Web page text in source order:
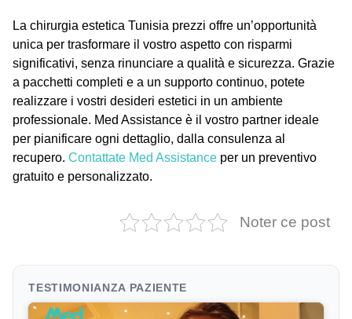
La chirurgia estetica Tunisia prezzi offre un’opportunità
unica per trasformare il vostro aspetto con risparmi
significativi, senza rinunciare a qualità e sicurezza. Grazie
a pacchetti completi e a un supporto continuo, potete
realizzare i vostri desideri estetici in un ambiente
professionale. Med Assistance è il vostro partner ideale
per pianificare ogni dettaglio, dalla consulenza al
recupero. Contattate Med Assistance per un preventivo
gratuito e personalizzato.
Noter ce post
TESTIMONIANZA PAZIENTE